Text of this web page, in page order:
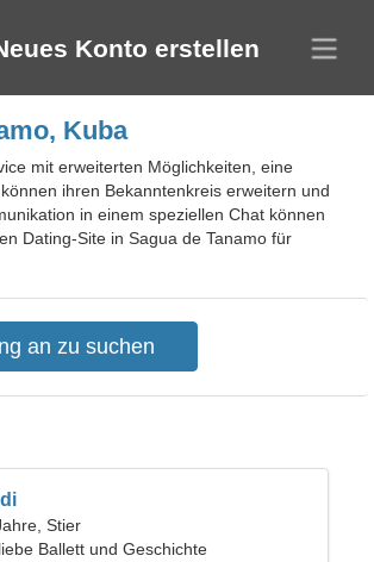
Konto erstellen
Kuba
mit erweiterten Möglichkeiten, eine
ihren Bekanntenkreis erweitern und
in einem speziellen Chat können
Dating-Site in Sagua de Tanamo für
Stier
Ballett und Geschichte